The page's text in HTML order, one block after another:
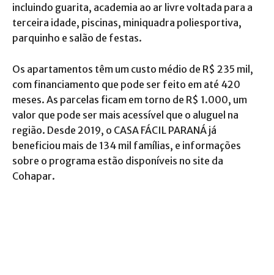
incluindo guarita, academia ao ar livre voltada para a
terceira idade, piscinas, miniquadra poliesportiva,
parquinho e salão de festas.
Os apartamentos têm um custo médio de R$ 235 mil,
com financiamento que pode ser feito em até 420
meses. As parcelas ficam em torno de R$ 1.000, um
valor que pode ser mais acessível que o aluguel na
região. Desde 2019, o CASA FÁCIL PARANÁ já
beneficiou mais de 134 mil famílias, e informações
sobre o programa estão disponíveis no site da
Cohapar.